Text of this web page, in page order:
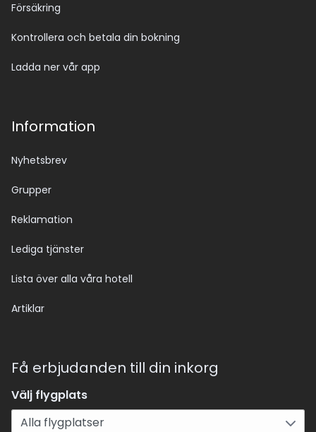
Försäkring
Kontrollera och betala din bokning
Ladda ner vår app
Information
Nyhetsbrev
Grupper
Reklamation
Lediga tjänster
Lista över alla våra hotell
Artiklar
Få erbjudanden till din inkorg
Välj flygplats